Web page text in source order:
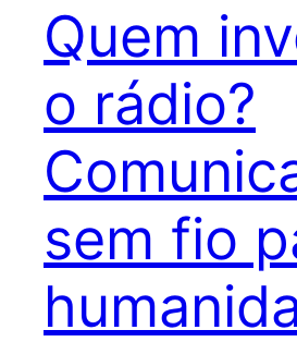
Quem
o rádio?
sem fio